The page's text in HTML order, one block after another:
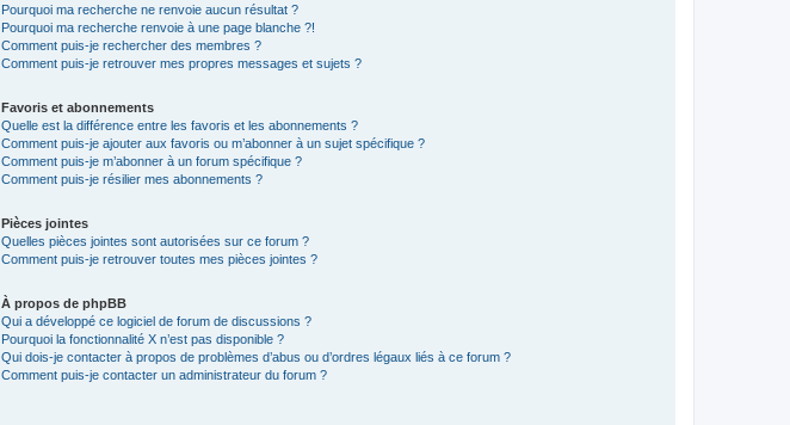
Pourquoi ma recherche ne renvoie aucun résultat ?
Pourquoi ma recherche renvoie à une page blanche ?!
Comment puis-je rechercher des membres ?
Comment puis-je retrouver mes propres messages et sujets ?
Favoris et abonnements
Quelle est la différence entre les favoris et les abonnements ?
Comment puis-je ajouter aux favoris ou m’abonner à un sujet spécifique ?
Comment puis-je m’abonner à un forum spécifique ?
Comment puis-je résilier mes abonnements ?
Pièces jointes
Quelles pièces jointes sont autorisées sur ce forum ?
Comment puis-je retrouver toutes mes pièces jointes ?
À propos de phpBB
Qui a développé ce logiciel de forum de discussions ?
Pourquoi la fonctionnalité X n’est pas disponible ?
Qui dois-je contacter à propos de problèmes d’abus ou d’ordres légaux liés à ce forum ?
Comment puis-je contacter un administrateur du forum ?